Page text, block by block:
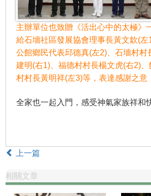
主辦單位也致贈《活出心中的太極》
給石墻社區發展協會理事長黃文欽(左
公館鄉民代表邱德真(左2)、石墻村村
建明(右1)、福德村村長楊文虎(右2)、
村村長黃明祥(左3)等，表達感謝之意
全家也一起入門，感受神氣家族祥和
上一篇
相關文章